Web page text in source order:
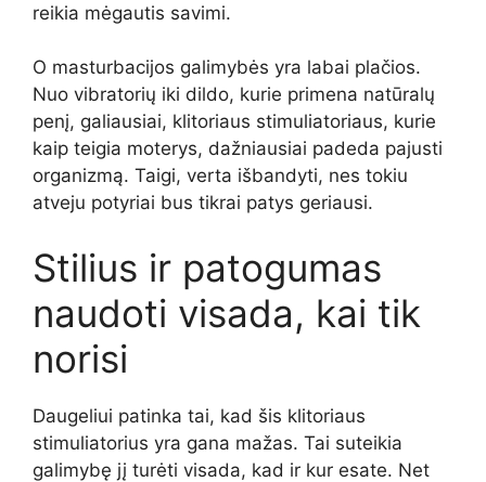
reikia mėgautis savimi.
O masturbacijos galimybės yra labai plačios.
Nuo vibratorių iki dildo, kurie primena natūralų
penį, galiausiai, klitoriaus stimuliatoriaus, kurie
kaip teigia moterys, dažniausiai padeda pajusti
organizmą. Taigi, verta išbandyti, nes tokiu
atveju potyriai bus tikrai patys geriausi.
Stilius ir patogumas
naudoti visada, kai tik
norisi
Daugeliui patinka tai, kad šis klitoriaus
stimuliatorius yra gana mažas. Tai suteikia
galimybę jį turėti visada, kad ir kur esate. Net